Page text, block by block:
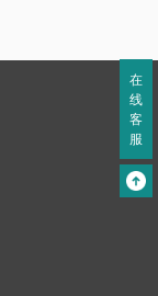
在
线
客
服